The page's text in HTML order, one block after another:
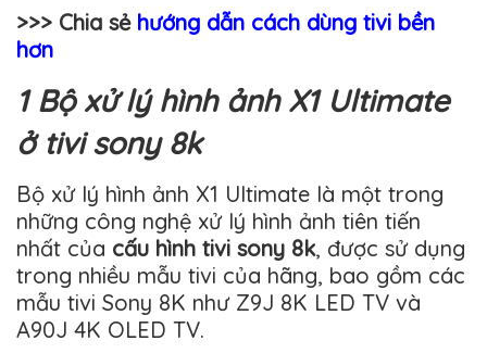
>>> Chia sẻ hướng dẫn cách dùng tivi bền
hơn
1 Bộ xử lý hình ảnh X1 Ultimate
ở tivi sony 8k
Bộ xử lý hình ảnh X1 Ultimate là một trong
những công nghệ xử lý hình ảnh tiên tiến
nhất của cấu hình tivi sony 8k, được sử dụng
trong nhiều mẫu tivi của hãng, bao gồm các
mẫu tivi Sony 8K như Z9J 8K LED TV và
A90J 4K OLED TV.